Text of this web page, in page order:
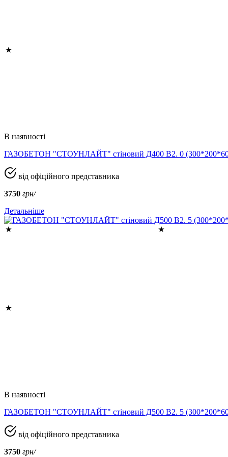
В наявності
ГАЗОБЕТОН "СТОУНЛАЙТ" стіновий Д400 В2. 0
від офіційного представника
3750 грн/
Детальніше
В наявності
ГАЗОБЕТОН "СТОУНЛАЙТ" стіновий Д500 В2. 5
від офіційного представника
3750 грн/